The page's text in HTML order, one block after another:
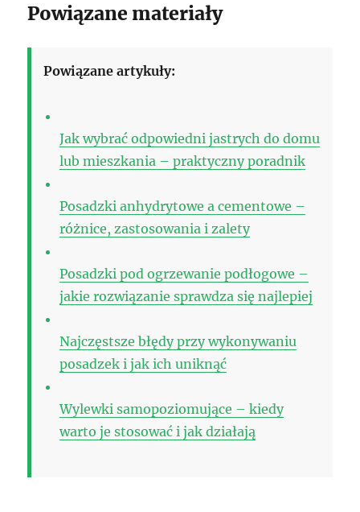
Powiązane materiały
Powiązane artykuły:
Jak wybrać odpowiedni jastrych do domu
lub mieszkania – praktyczny poradnik
Posadzki anhydrytowe a cementowe –
różnice, zastosowania i zalety
Posadzki pod ogrzewanie podłogowe –
jakie rozwiązanie sprawdza się najlepiej
Najczęstsze błędy przy wykonywaniu
posadzek i jak ich uniknąć
Wylewki samopoziomujące – kiedy
warto je stosować i jak działają